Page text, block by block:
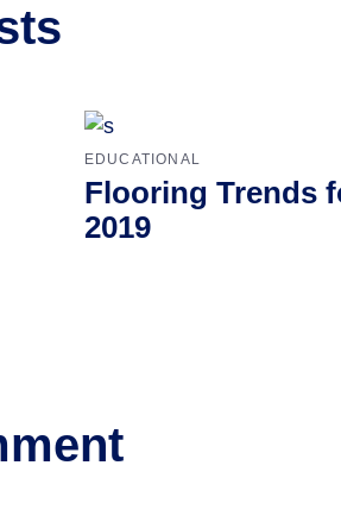
EDUCATIONAL
Flooring Trends
2019